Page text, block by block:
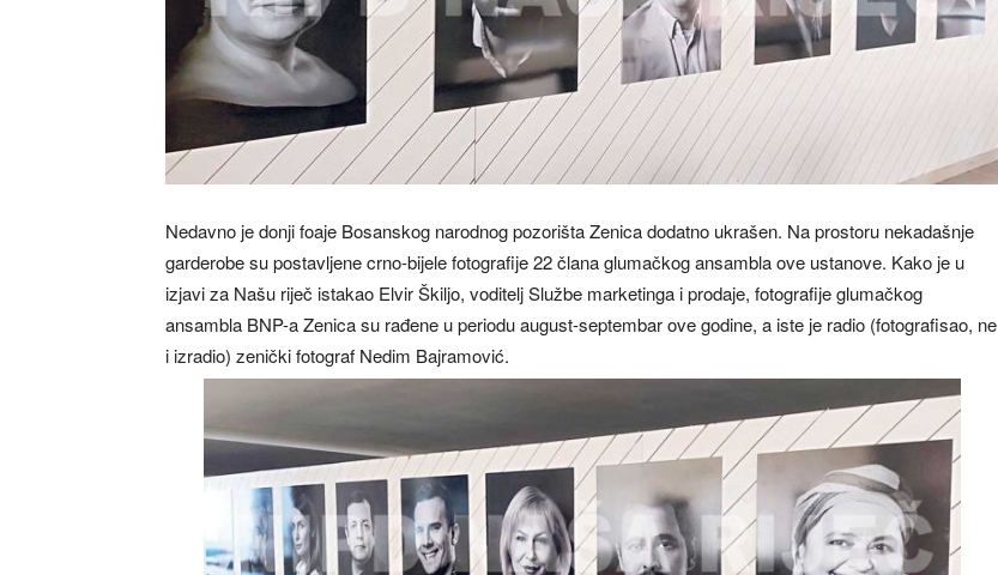
Nedavno je donji foaje Bosanskog narodnog pozorišta Zenica dodatno ukrašen. Na prostoru nekadašnje
garderobe su postavljene crno-bijele fotografije 22 člana glumačkog ansambla ove ustanove. Kako je u
izjavi za Našu riječ istakao Elvir Škiljo, voditelj Službe marketinga i prodaje, fotografije glumačkog
ansambla BNP-a Zenica su rađene u periodu august-septembar ove godine, a iste je radio (fotografisao, ne
i izradio) zenički fotograf Nedim Bajramović.